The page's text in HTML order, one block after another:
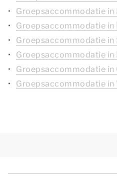
Groepsaccommodatie in
Groepsaccommodatie in
Groepsaccommodatie in
Groepsaccommodatie in
Groepsaccommodatie in
Groepsaccommodatie in